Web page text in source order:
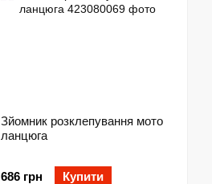
Зйомник розклепування мото
ланцюга
686 грн Купити